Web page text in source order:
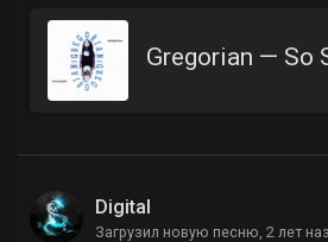
Digital
Загрузил новую песню, 2 лет